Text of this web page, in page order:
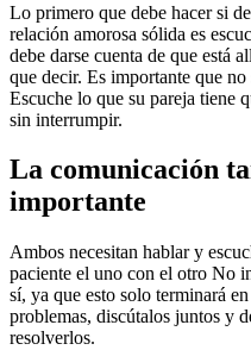
Lo primero que debe hacer si
relación amorosa sólida es
debe darse cuenta de que está
que decir. Es importante que
Escuche lo que su pareja tiene
sin interrumpir.
La comunicación
importante
Ambos necesitan hablar y
paciente el uno con el otro No
sí, ya que esto solo terminará
problemas, discútalos juntos y
resolverlos.